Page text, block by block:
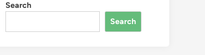
Search
Search